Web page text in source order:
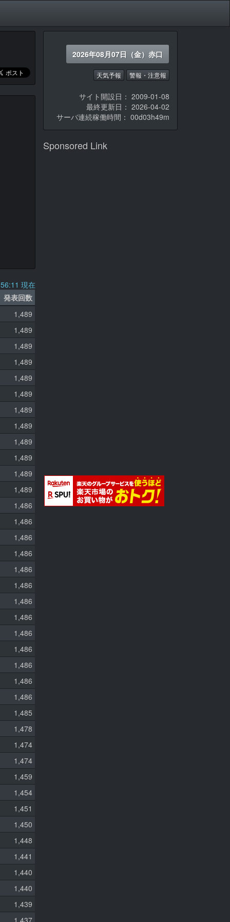
現在
発表回数
1,489
1,489
1,489
1,489
1,489
1,489
1,489
1,489
1,489
1,489
1,489
1,489
1,486
1,486
1,486
1,486
1,486
1,486
1,486
1,486
1,486
1,486
1,486
1,486
1,486
1,485
1,478
1,474
1,474
1,459
1,454
1,451
1,450
1,448
1,441
1,440
1,440
1,439
1,437
2026年08月07日（金）赤口
天気予報 警報・注意報
サイト開設日： 2009-01-08
最終更新日： 2026-04-02
サーバ連続稼働時間： 00d03h49m
Sponsored Link